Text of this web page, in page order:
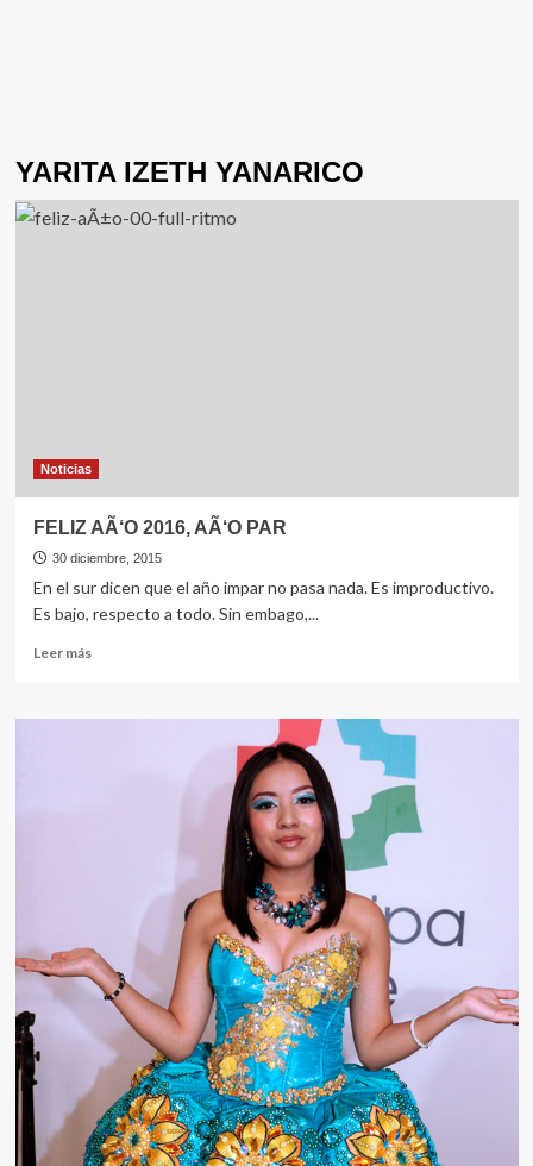
YARITA IZETH YANARICO
Noticias
FELIZ AÃ‘O 2016, AÃ‘O PAR
30 diciembre, 2015
En el sur dicen que el año impar no pasa nada. Es improductivo.
Es bajo, respecto a todo. Sin embago,...
Leer másLeer
FELIZ